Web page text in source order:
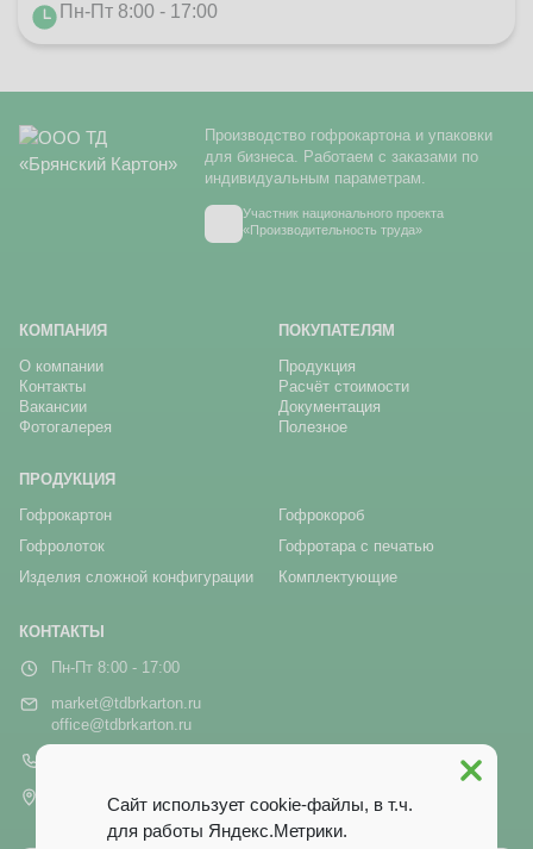
Пн-Пт 8:00 - 17:00
Производство гофрокартона и упаковки
для бизнеса. Работаем с заказами по
индивидуальным параметрам.
Участник национального проекта
«Производительность труда»
КОМПАНИЯ
О компании
Контакты
Вакансии
Фотогалерея
ПОКУПАТЕЛЯМ
Продукция
Расчёт стоимости
Документация
Полезное
ПРОДУКЦИЯ
Гофрокартон
Гофрокороб
Гофролоток
Гофротара с печатью
Изделия сложной конфигурации
Комплектующие
КОНТАКТЫ
Пн-Пт 8:00 - 17:00
market@tdbrkarton.ru
office@tdbrkarton.ru
г. Брянск, рп Белые Берега,
ул. Белобережская, 1А
Сайт использует cookie-файлы, в т.ч.
для работы Яндекс.Метрики.